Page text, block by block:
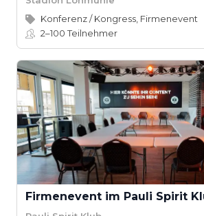
Konferenz / Kongress, Firmenevent
2–100Teilnehmer
Firmenevent im Pauli Spirit